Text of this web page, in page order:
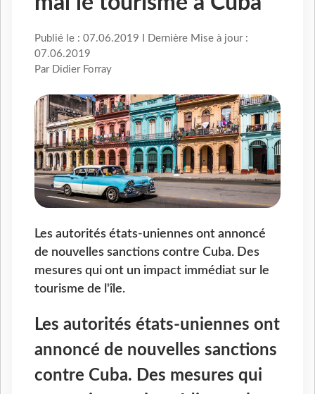
Publié le : 07.06.2019 I Dernière Mise à jour :
07.06.2019
Par Didier Forray
Les autorités états-uniennes ont annoncé
de nouvelles sanctions contre Cuba. Des
mesures qui ont un impact immédiat sur le
tourisme de l'île.
Les autorités états-uniennes ont
annoncé de nouvelles sanctions
contre Cuba. Des mesures qui